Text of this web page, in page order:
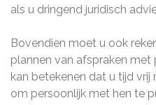
als u dringend juridisch
Bovendien moet u ook
plannen van afspraken
kan betekenen dat u tijd
om persoonlijk met hen te